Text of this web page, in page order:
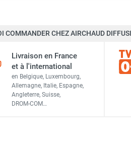
FARM au fioul
d'atelier granulés / bois /
fixe à eau
fixe mural
électrique
Origine
Classement produit
COMMANDER CHEZ AIRCHAUD
Livraison en France
et à l'international
en Belgique, Luxembourg,
Allemagne, Italie, Espagne,
Angleterre, Suisse,
DROM-COM…